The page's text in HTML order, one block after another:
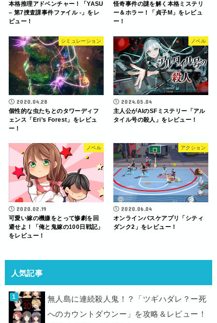
本格推理アドベンチャー！「YASU
– 第7捜査課事件ファイル -」をレ
ビュー！
怪奇事件の謎を解く本格ミステリ
ー＆ホラー！「貞子M」をレビュ
ー！
シミュレーション
2020.04.28
個性的な虫たちとのタワーディフ
ェンス「Eri’s Forest」をレビュ
ー！
ノベル
2024.05.04
主人公がAIのSFミステリー「アル
タイル号の殺人」をレビュー！
ノベル
2020.02.19
可愛い嫁の機嫌をとって惨劇を回
避せよ！「俺と鬼嫁の100日戦記」
をレビュー！
アクション
2020.06.04
オンラインバスケアプリ「シティ
ダンク2」をレビュー！
人気記事
無人島に連続殺人鬼！？「ツギハダレ？ー死
へのカウントダウンー」を攻略＆レビュー！